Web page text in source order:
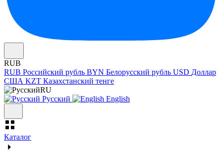
RUB
RUB Российский рубль BYN Белорусский рубль USD Доллар
США KZT Казахстанский тенге
RU
Русский
English
Каталог